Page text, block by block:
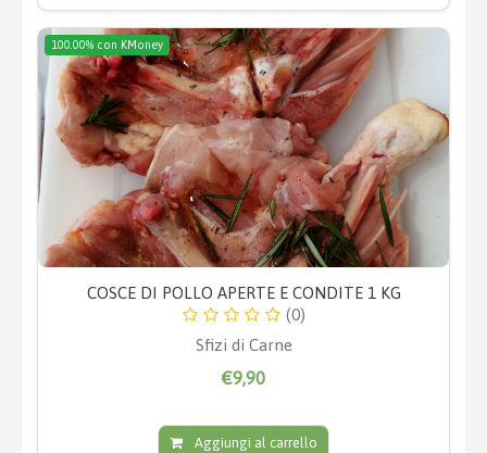
100.00% con KMoney
COSCE DI POLLO APERTE E CONDITE 1 KG
(0)
Sfizi di Carne
€9,90
Aggiungi al carrello